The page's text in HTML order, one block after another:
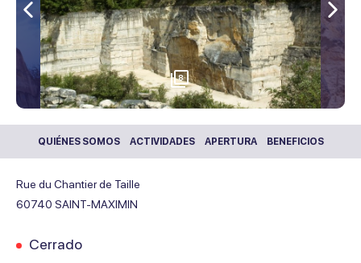
8
Anterior
QUIÉNES SOMOS ACTIVIDADES APERTURA BENEFICIOS
Rue du Chantier de Taille
60740 SAINT-MAXIMIN
Cerrado